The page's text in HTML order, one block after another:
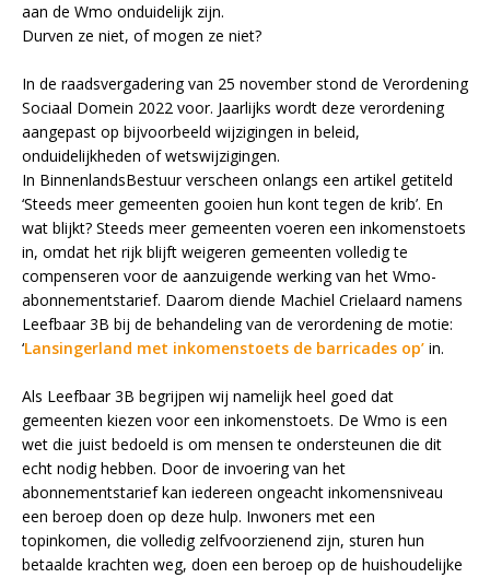
aan de Wmo onduidelijk zijn.
Durven ze niet, of mogen ze niet?
In de raadsvergadering van 25 november stond de Verordening
Sociaal Domein 2022 voor. Jaarlijks wordt deze verordening
aangepast op bijvoorbeeld wijzigingen in beleid,
onduidelijkheden of wetswijzigingen.
In BinnenlandsBestuur verscheen onlangs een artikel getiteld
‘Steeds meer gemeenten gooien hun kont tegen de krib’. En
wat blijkt? Steeds meer gemeenten voeren een inkomenstoets
in, omdat het rijk blijft weigeren gemeenten volledig te
compenseren voor de aanzuigende werking van het Wmo-
abonnementstarief. Daarom diende Machiel Crielaard namens
Leefbaar 3B bij de behandeling van de verordening de motie:
‘Lansingerland met inkomenstoets de barricades op’ in.
Als Leefbaar 3B begrijpen wij namelijk heel goed dat
gemeenten kiezen voor een inkomenstoets. De Wmo is een
wet die juist bedoeld is om mensen te ondersteunen die dit
echt nodig hebben. Door de invoering van het
abonnementstarief kan iedereen ongeacht inkomensniveau
een beroep doen op deze hulp. Inwoners met een
topinkomen, die volledig zelfvoorzienend zijn, sturen hun
betaalde krachten weg, doen een beroep op de huishoudelijke